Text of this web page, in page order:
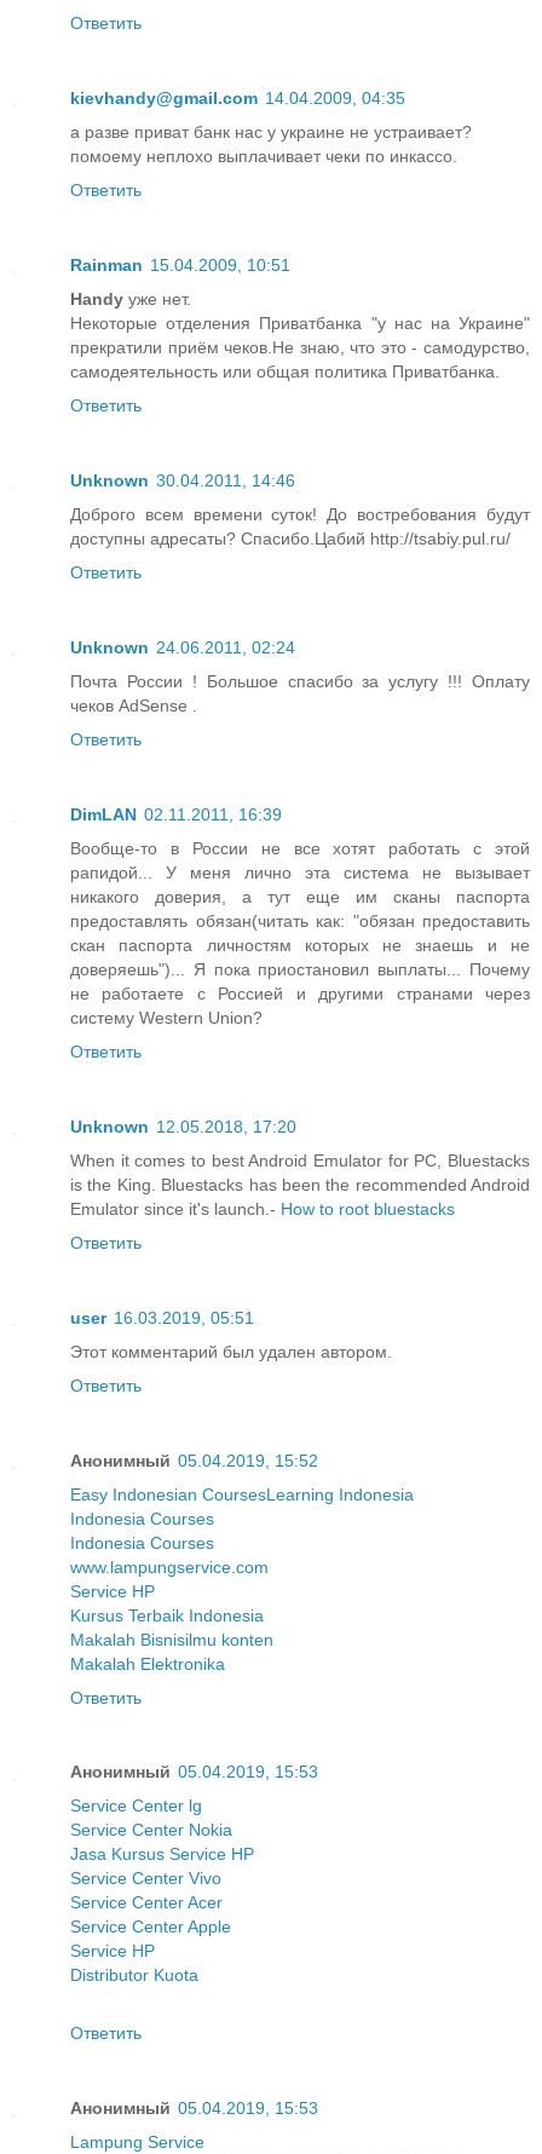
Ответить
kievhandy@gmail.com 14.04.2009, 04:35
а разве приват банк нас у украине не устраивает?
помоему неплохо выплачивает чеки по инкассо.
Ответить
Rainman 15.04.2009, 10:51
Handy уже нет.
Некоторые отделения Приватбанка "у нас на Украине"
прекратили приём чеков.Не знаю, что это - самодурство,
самодеятельность или общая политика Приватбанка.
Ответить
Unknown 30.04.2011, 14:46
Доброго всем времени суток! До востребования будут
доступны адресаты? Спасибо.Цабий http://tsabiy.pul.ru/
Ответить
Unknown 24.06.2011, 02:24
Почта России ! Большое спасибо за услугу !!! Оплату
чеков AdSense .
Ответить
DimLAN 02.11.2011, 16:39
Вообще-то в России не все хотят работать с этой
рапидой... У меня лично эта система не вызывает
никакого доверия, а тут еще им сканы паспорта
предоставлять обязан(читать как: "обязан предоставить
скан паспорта личностям которых не знаешь и не
доверяешь")... Я пока приостановил выплаты... Почему
не работаете с Россией и другими странами через
систему Western Union?
Ответить
Unknown 12.05.2018, 17:20
When it comes to best Android Emulator for PC, Bluestacks
is the King. Bluestacks has been the recommended Android
Emulator since it's launch.- How to root bluestacks
Ответить
user 16.03.2019, 05:51
Этот комментарий был удален автором.
Ответить
Анонимный 05.04.2019, 15:52
Easy Indonesian CoursesLearning Indonesia
Indonesia Courses
Indonesia Courses
www.lampungservice.com
Service HP
Kursus Terbaik Indonesia
Makalah Bisnisilmu konten
Makalah Elektronika
Ответить
Анонимный 05.04.2019, 15:53
Service Center lg
Service Center Nokia
Jasa Kursus Service HP
Service Center Vivo
Service Center Acer
Service Center Apple
Service HP
Distributor Kuota
Ответить
Анонимный 05.04.2019, 15:53
Lampung Service